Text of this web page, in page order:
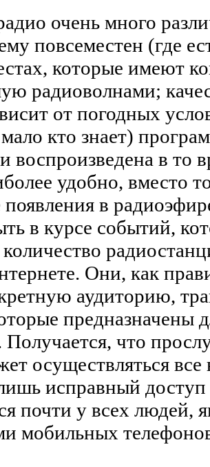
очень много
повсеместен (где
которые имеют
радиоволнами;
от погодных
кто знает)
воспроизведена в то
удобно, вместо
появления в
в курсе событий,
Они, как
аудиторию,
предназначены
Получается, что
осуществляться все
исправный доступ
почти у всех людей,
мобильных